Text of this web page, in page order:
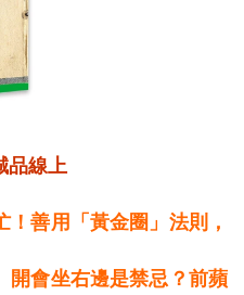
品線上
善用「黃金圈」法則，
會坐右邊是禁忌？前蘋